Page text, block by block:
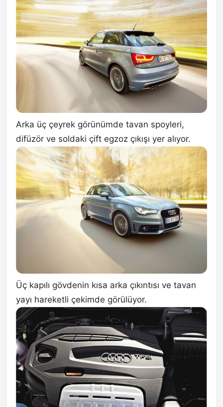
Arka üç çeyrek görünümde tavan spoyleri,
difüzör ve soldaki çift egzoz çıkışı yer alıyor.
Üç kapılı gövdenin kısa arka çıkıntısı ve tavan
yayı hareketli çekimde görülüyor.